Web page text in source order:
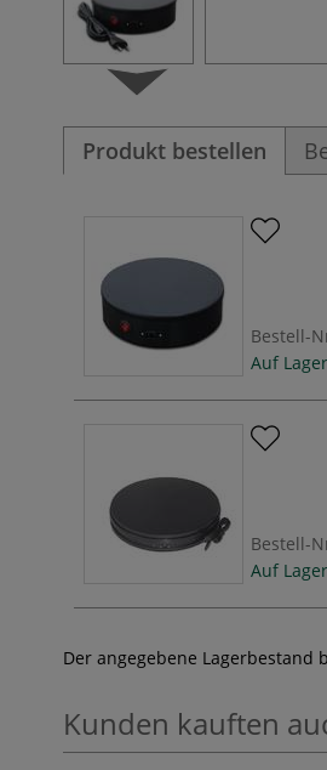
Produkt bestellen
Bestell-
Auf
Bestell-
Auf
Der angegebene
Kunden kauften